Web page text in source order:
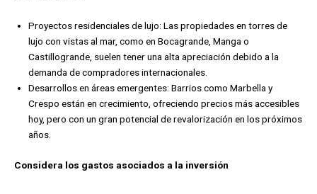
Proyectos residenciales de lujo: Las propiedades en torres de
lujo con vistas al mar, como en Bocagrande, Manga o
Castillogrande, suelen tener una alta apreciación debido a la
demanda de compradores internacionales.
Desarrollos en áreas emergentes: Barrios como Marbella y
Crespo están en crecimiento, ofreciendo precios más accesibles
hoy, pero con un gran potencial de revalorización en los próximos
años.
Considera los gastos asociados a la inversión